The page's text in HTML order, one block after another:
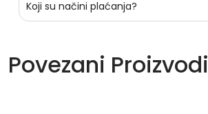
Koji su načini plaćanja?
Povezani Proizvodi